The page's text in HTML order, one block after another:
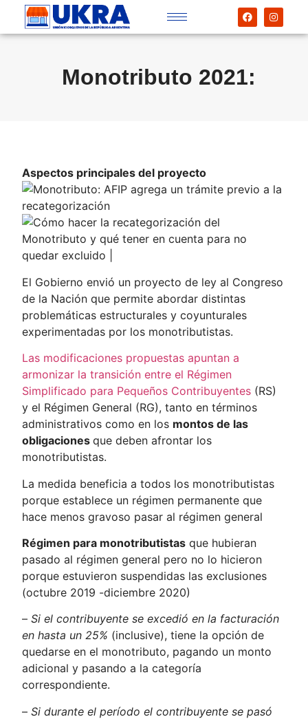
Monotributo 2021:
Aspectos principales del proyecto
El Gobierno envió un proyecto de ley al Congreso
de la Nación que permite abordar distintas
problemáticas estructurales y coyunturales
experimentadas por los monotributistas.
Las modificaciones propuestas apuntan a
armonizar la transición entre el Régimen
Simplificado para Pequeños Contribuyentes (RS)
y el Régimen General (RG), tanto en términos
administrativos como en los montos de las
obligacionesque deben afrontar los
monotributistas.
La medida beneficia a todos los monotributistas
porque establece un régimen permanente que
hace menos gravoso pasar al régimen general
Régimen para monotributistas que hubieran
pasado al régimen general pero no lo hicieron
porque estuvieron suspendidas las exclusiones
(octubre 2019 -diciembre 2020)
–Si el contribuyente se excedió en la facturación
en hasta un 25% (inclusive), tiene la opción de
quedarse en el monotributo, pagando un monto
adicional y pasando a la categoría
correspondiente.
–Si durante el período el contribuyente se pasó